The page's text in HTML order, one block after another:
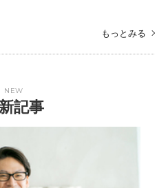
もっとみる
NEW
記事